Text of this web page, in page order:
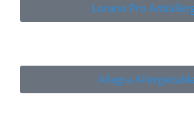
Lorano Pro
Allegra